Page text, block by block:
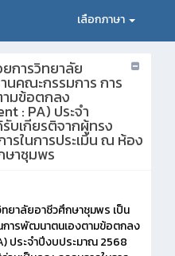
เลือกภาษา
การวิทยาลัย
นคณะกรรมการ การ
มข้อตกลง
: PA) ประจำ
บเกียรติจากผู้ทรง
ในการประเมิน ณ ห้อง
ษาชุมพร
ยาลัยอาชีวศึกษาชุมพร เป็น
การพัฒนาตนเองตามข้อตกลง
ประจำปีงบประมาณ 2568